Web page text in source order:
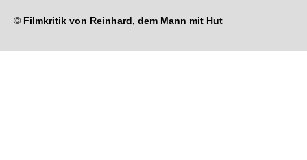
© Filmkritik von Reinhard, dem Mann mit Hut